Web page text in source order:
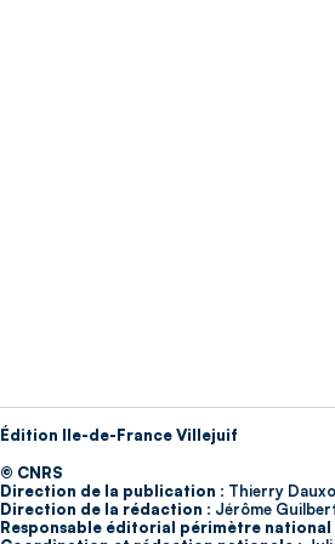
Édition Ile-de-France Villejuif
© CNRS
Direction de la publication : Thierry
Direction de la rédaction : Jérôme
Responsable éditorial périmètre national